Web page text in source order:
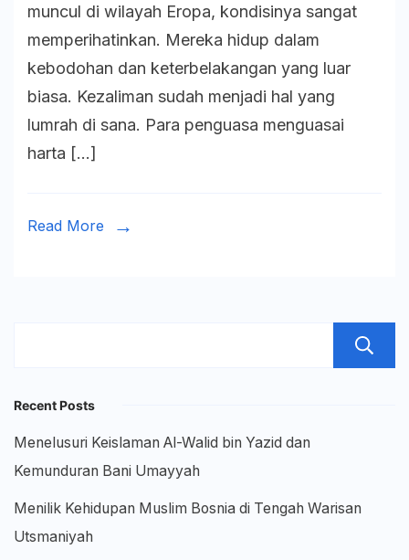
Jejak
Kejayaan
Islam
yang
Menerangi
muncul di wilayah Eropa, kondisinya sangat
memperihatinkan. Mereka hidup dalam
kebodohan dan keterbelakangan yang luar
biasa. Kezaliman sudah menjadi hal yang
lumrah di sana. Para penguasa menguasai
harta […]
Read More
Recent Posts
Menelusuri Keislaman Al-Walid bin Yazid dan
Kemunduran Bani Umayyah
Menilik Kehidupan Muslim Bosnia di Tengah Warisan
Utsmaniyah